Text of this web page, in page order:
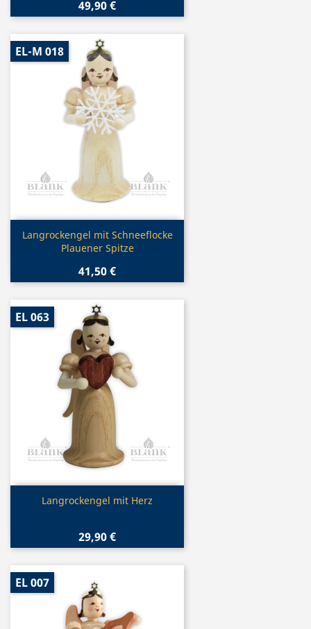
49,90 €
Vorschau
Langrockengel mit Schneeflocke
Plauener Spitze
41,50 €
EL-M 018
Vorschau
Langrockengel mit Herz
29,90 €
EL 063
EL 007